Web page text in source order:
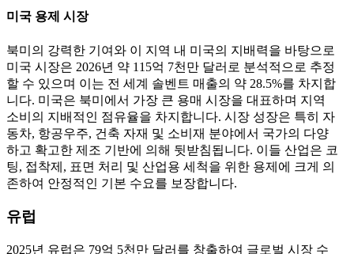
미국 용제 시장
북미의 강력한 기여와 이 지역 내 미국의 지배력을 바탕으로
미국 시장은 2026년 약 115억 7천만 달러로 분석적으로 추정
할 수 있으며 이는 전 세계 솔벤트 매출의 약 28.5%를 차지합
니다. 미국은 북미에서 가장 큰 용매 시장을 대표하며 지역
소비의 지배적인 점유율을 차지합니다. 시장 성장은 특히 자
동차, 항공우주, 건축 자재 및 소비재 분야에서 국가의 다양
하고 확고한 제조 기반에 의해 뒷받침됩니다. 이들 산업은 코
팅, 접착제, 표면 처리 및 산업용 세척을 위한 용제에 크게 의
존하여 안정적인 기본 수요를 보장합니다.
유럽
2025년 유럽은 79억 5천만 달러를 창출하여 글로벌 시장 수